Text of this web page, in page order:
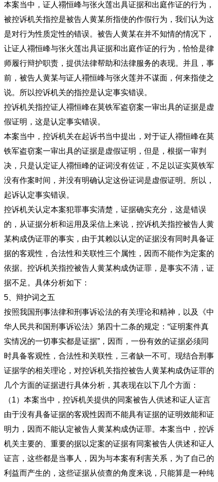
本案当中，证人禤恒峰与张火莲出具证据和出庭作证的行为，
被控诉机关指控是被告人黄某所指使的作假行为，我们认为这
是对行为性质定性的错误。被告人黄某在并不知情的情况下，
让证人禤恒峰与张火莲出具证据和出庭作证的行为，恰恰是律
师履行辩护职责，提供法律帮助和法律服务的表现。并且，事
前，被告人黄某与证人禤恒峰与张火莲并不谋面，何来指使之
说。所以控诉机关的指控是认定事实错误。
控诉机关指控证人禤恒峰在莫铁军盗窃案一审出具的证据是虚
假证明，这是认定事实错误。
本案当中，控诉机关在起诉书当中提出，对于证人禤恒峰在莫
铁军盗窃案一审出具的证据是虚假证明，但是，根据一审判
决，只是认定证人禤恒峰的证词没有佐证，不足以证实莫铁军
没有作案时间，并没有明确认定这份证词是虚假证明。所以，
起诉认定事实错误。
控诉机关认定本案犯罪事实清楚，证据确实充分，这是错误
的，从证据分析和运用及采信上来说，控诉机关指控被告人黄
某构成伪证罪的事实，由于其赖以认定的证据没有同时具备证
据的客观性，合法性和关联性三个属性，因而不能作为定案的
依据。控诉机关指控被告人黄某构成伪证罪，是事实不清，证
据不足。具体分析如下：
5、辩护词之五
按照我国刑事法律和刑事诉讼法的有关理论和精神，以及《中
华人民共和国刑事诉讼法》第四十二条的规定：“证明案件真
实情况的一切事实都是证据”，因而，一份有效的证据必须同
时具备客观性，合法性和关联性，三者缺一不可。现结合刑事
证据学的相关理论，对控诉机关指控被告人黄某构成伪证罪的
几个方面的证据进行具体分析，其表现在以下几个方面：
（1）本案当中，控诉机关提供的同案被告人供述和证人证言
由于没有具备证据的客观性因而不能具有证据的证明效能和证
明力，因而不能认定被告人黄某构成伪证罪。本案当中，控诉
机关主要的、重要的据以定案的证据有同案被告人供述和证人
证言，这些都是当事人，因为与本案有利害关系，为了自己的
利益而产生的，这些证据从侦查的角度来说，只能算是一种纯